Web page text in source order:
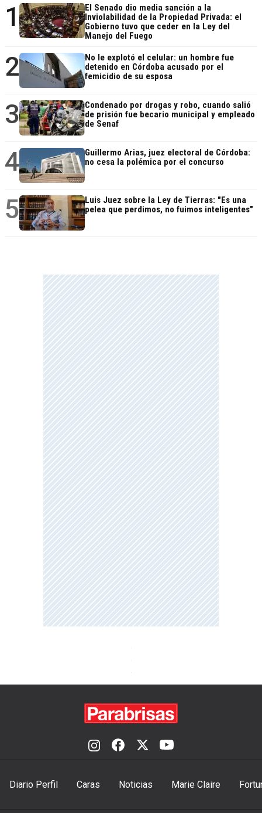
1
El Senado dio media sanción a la
Inviolabilidad de la Propiedad Privada: el
Gobierno tuvo que ceder en la Ley del
Manejo del Fuego
2
No le explotó el celular: un hombre fue
detenido en Córdoba acusado por el
femicidio de su esposa
3
Condenado por drogas y robo, cuando salió
de prisión fue becario municipal y empleado
de Senaf
4
Guillermo Arias, juez electoral de Córdoba:
no cesa la polémica por el concurso
5
Luis Juez sobre la Ley de Tierras: "Es una
pelea que perdimos, no fuimos inteligentes"
Diario Perfil Caras Noticias Marie Claire